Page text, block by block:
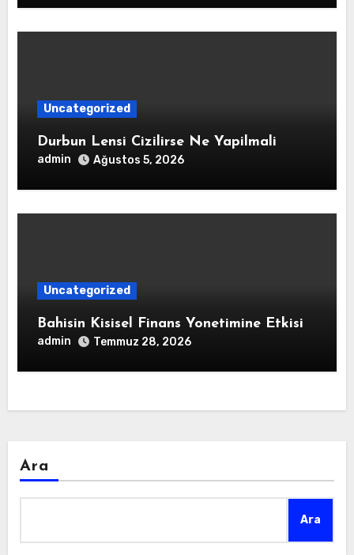
Uncategorized
Durbun Lensi Cizilirse Ne Yapilmali
admin Ağustos 5, 2026
Uncategorized
Bahisin Kisisel Finans Yonetimine Etkisi
admin Temmuz 28, 2026
Ara
Ara